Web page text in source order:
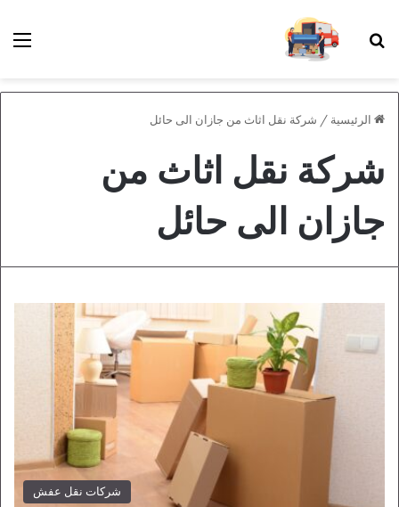
بحث عن
الرئيسية / شركة نقل اثاث من جازان الى حائل
شركة نقل اثاث من
جازان الى حائل
شركات نقل عفش